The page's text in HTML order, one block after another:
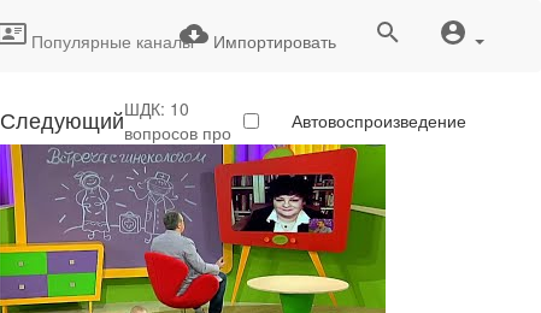
Импортировать
Популярные каналы
Следующий Автовоспроизведение
ШДК: 10
вопросов про